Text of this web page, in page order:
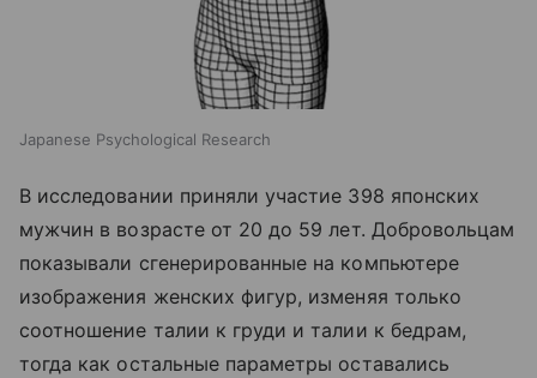
Japanese Psychological Research
В исследовании приняли участие 398 японских
мужчин в возрасте от 20 до 59 лет. Добровольцам
показывали сгенерированные на компьютере
изображения женских фигур, изменяя только
соотношение талии к груди и талии к бедрам,
тогда как остальные параметры оставались